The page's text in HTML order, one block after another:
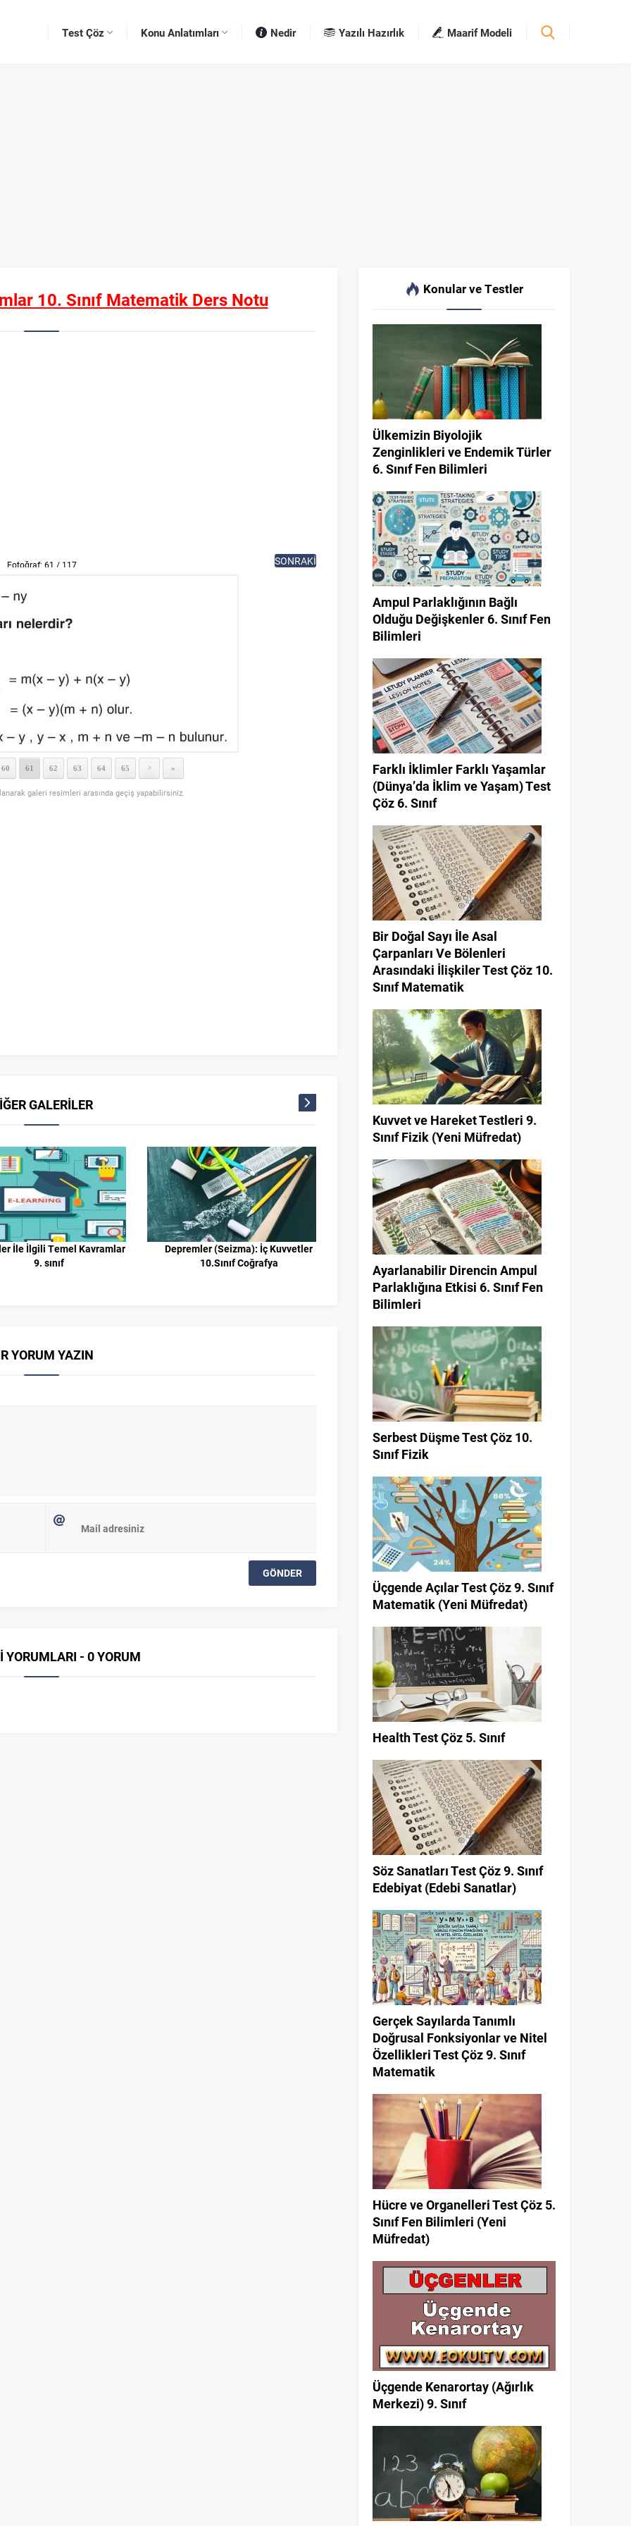
Test Çöz Konu Anlatımları Nedir Yazılı Hazırlık Maarif Modeli
10. Sınıf Matematik Ders Notu
Fotoğraf: 61 / 117 SONRAKİ
60 61 62 63 64 65 > »
galeri resimleri arasında geçiş yapabilirsiniz.
GALERİLER
İle İlgili Temel Kavramlar
9. sınıf
Depremler (Seizma): İç Kuvvetler
10.Sınıf Coğrafya
Türkiye’de Sanayi ve Dağılışı
Coğrafya Ayt
YORUM YAZIN
YORUMLARI - 0 YORUM
Konular ve Testler
Ülkemizin Biyolojik
Zenginlikleri ve Endemik Türler
6. Sınıf Fen Bilimleri
Ampul Parlaklığının Bağlı
Olduğu Değişkenler 6. Sınıf Fen
Bilimleri
Farklı İklimler Farklı Yaşamlar
(Dünya’da İklim ve Yaşam) Test
Çöz 6. Sınıf
Bir Doğal Sayı İle Asal
Çarpanları Ve Bölenleri
Arasındaki İlişkiler Test Çöz 10.
Sınıf Matematik
Kuvvet ve Hareket Testleri 9.
Sınıf Fizik (Yeni Müfredat)
Ayarlanabilir Direncin Ampul
Parlaklığına Etkisi 6. Sınıf Fen
Bilimleri
Serbest Düşme Test Çöz 10.
Sınıf Fizik
Üçgende Açılar Test Çöz 9. Sınıf
Matematik (Yeni Müfredat)
Health Test Çöz 5. Sınıf
Söz Sanatları Test Çöz 9. Sınıf
Edebiyat (Edebi Sanatlar)
Gerçek Sayılarda Tanımlı
Doğrusal Fonksiyonlar ve Nitel
Özellikleri Test Çöz 9. Sınıf
Matematik
Hücre ve Organelleri Test Çöz 5.
Sınıf Fen Bilimleri (Yeni
Müfredat)
Üçgende Kenarortay (Ağırlık
Merkezi) 9. Sınıf